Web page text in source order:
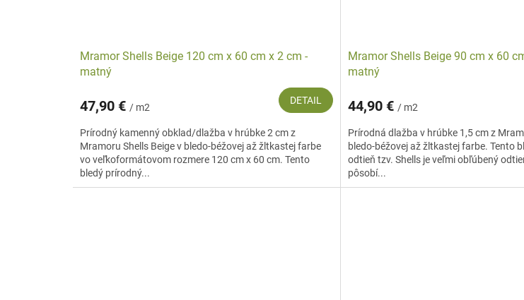
Mramor Shells Beige 120 cm x 60 cm x 2 cm -
matný
47,90 € / m2
DETAIL
Prírodný kamenný obklad/dlažba v hrúbke 2 cm z
Mramoru Shells Beige v bledo-béžovej až žltkastej farbe
vo veľkoformátovom rozmere 120 cm x 60 cm. Tento
bledý prírodný...
Mramor Shells Beige 90 cm x 60
matný
44,90 €/ m2
Prírodná dlažba v hrúbke 1,5 cm z
bledo-béžovej až žltkastej farbe. Tento
odtieň tzv. Shells je veľmi obľúbený
pôsobí...